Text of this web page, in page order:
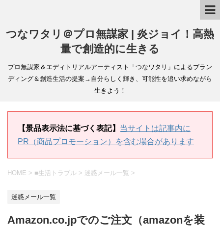
つなワタリ＠プロ無謀家 | 炎ジョイ！高熱
量で創造的に生きる
プロ無謀家＆エディトリアルアーティスト「つなワタリ」によるブラン
ディング＆創造生活の提案→自分らしく輝き、可能性を追い求めながら
生きよう！
【景品表示法に基づく表記】 当サイトは記事内に
PR（商品プロモーション）を含む場合があります
HOME > ■生活トラブル > 迷惑メール一覧 >
迷惑メール一覧
Amazon.co.jpでのご注文（amazonを装